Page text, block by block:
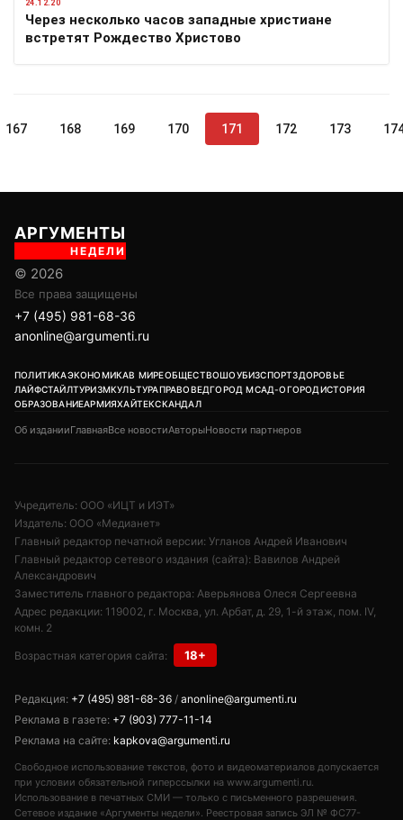
24.12.20
Через несколько часов западные христиане
встретят Рождество Христово
167 168 169 170 171 172 173
АРГУМЕНТЫ
НЕДЕЛИ
© 2026
Все права защищены
+7 (495) 981-68-36
anonline@argumenti.ru
ПОЛИТИКАЭКОНОМИКАВ МИРЕОБЩЕСТВОШОУБИЗСПОРТЗДОРОВЬЕ
ЛАЙФСТАЙЛТУРИЗМКУЛЬТУРАПРАВОВЕДГОРОД МСАД-ОГОРОДИСТОРИЯ
ОБРАЗОВАНИЕАРМИЯХАЙТЕКСКАНДАЛ
Об изданииГлавнаяВсе новостиАвторыНовости партнеров
Учредитель: ООО «ИЦТ и ИЭТ»
Издатель: ООО «Медианет»
Главный редактор печатной версии: Угланов Андрей Иванович
Главный редактор сетевого издания (сайта): Вавилов Андрей
Александрович
Заместитель главного редактора: Аверьянова Олеся Сергеевна
Адрес редакции: 119002, г. Москва, ул. Арбат, д. 29, 1-й этаж, пом. IV,
комн. 2
Возрастная категория сайта: 18+
Редакция: +7 (495) 981-68-36 / anonline@argumenti.ru
Реклама в газете: +7 (903) 777-11-14
Реклама на сайте: kapkova@argumenti.ru
Свободное использование текстов, фото и видеоматериалов допускается
при условии обязательной гиперссылки на www.argumenti.ru.
Использование в печатных СМИ — только с письменного разрешения.
Сетевое издание «Аргументы недели». Реестровая запись ЭЛ № ФС77-